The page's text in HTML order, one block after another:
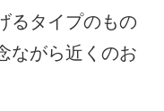
るタイプのもの
ながら近くのお